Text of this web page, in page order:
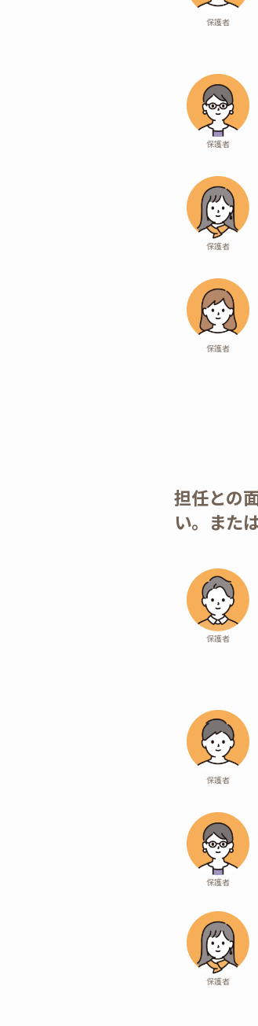
保護者
保護者
保護者
保護者
担任との
い。また
保護者
保護者
保護者
保護者